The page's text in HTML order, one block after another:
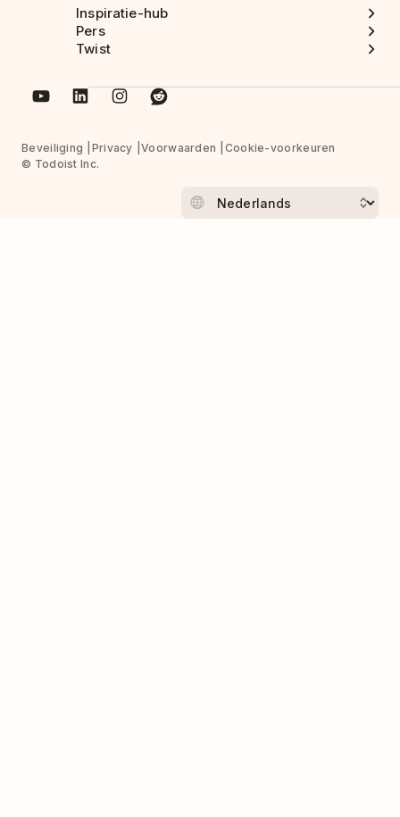
Inspiratie-hub
Pers
Twist
Beveiliging Privacy Voorwaarden
Cookie-voorkeuren
© Todoist Inc.